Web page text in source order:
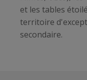
et les tables
territoire
secondaire.